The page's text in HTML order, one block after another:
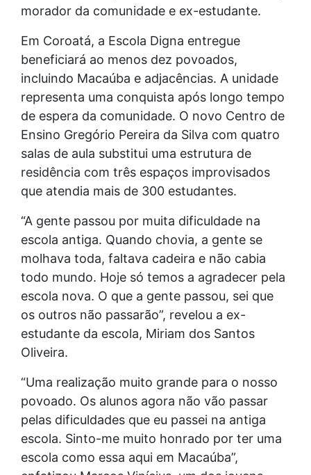
morador da comunidade e ex-estudante.
Em Coroatá, a Escola Digna entregue
beneficiará ao menos dez povoados,
incluindo Macaúba e adjacências. A unidade
representa uma conquista após longo tempo
de espera da comunidade. O novo Centro de
Ensino Gregório Pereira da Silva com quatro
salas de aula substitui uma estrutura de
residência com três espaços improvisados
que atendia mais de 300 estudantes.
“A gente passou por muita dificuldade na
escola antiga. Quando chovia, a gente se
molhava toda, faltava cadeira e não cabia
todo mundo. Hoje só temos a agradecer pela
escola nova. O que a gente passou, sei que
os outros não passarão”, revelou a ex-
estudante da escola, Miriam dos Santos
Oliveira.
“Uma realização muito grande para o nosso
povoado. Os alunos agora não vão passar
pelas dificuldades que eu passei na antiga
escola. Sinto-me muito honrado por ter uma
escola como essa aqui em Macaúba”,